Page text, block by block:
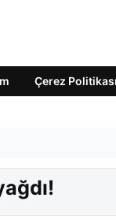
Çerez Politikası